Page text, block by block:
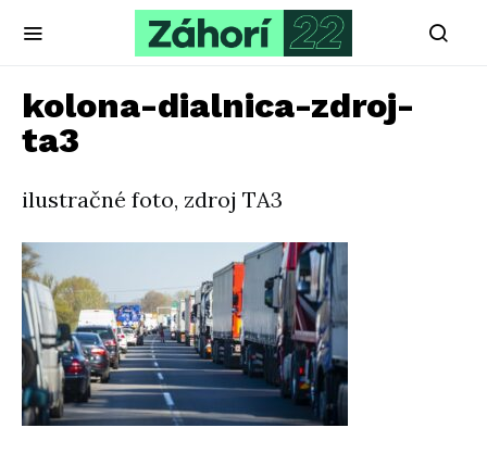
kolona-dialnica-zdroj-
ta3
ilustračné foto, zdroj TA3